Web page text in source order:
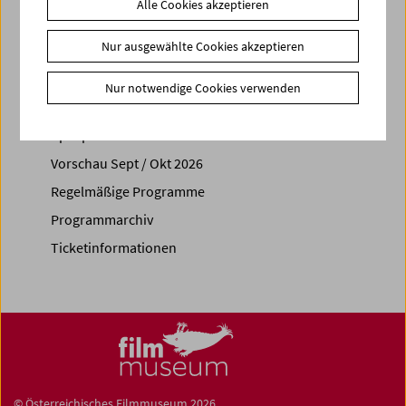
Share on
Vorschau Sept / Okt 2026
Regelmäßige Programme
Programmarchiv
Ticketinformationen
Alle Cookies akzeptieren
Nur ausgewählte Cookies akzeptieren
Nur notwendige Cookies verwenden